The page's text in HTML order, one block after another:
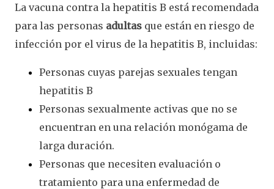
La vacuna contra la hepatitis B está recomendada
para las personas adultas que están en riesgo de
infección por el virus de la hepatitis B, incluidas:
Personas cuyas parejas sexuales tengan
hepatitis B
Personas sexualmente activas que no se
encuentran en una relación monógama de
larga duración.
Personas que necesiten evaluación o
tratamiento para una enfermedad de